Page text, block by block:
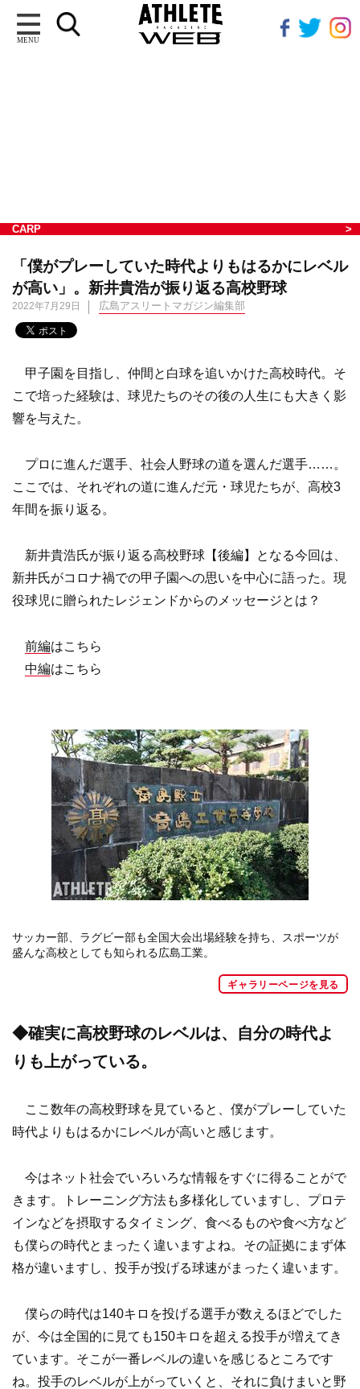
MENU
CARP
「僕がプレーしていた時代よりもはるかにレベル
が高い」。新井貴浩が振り返る高校野球
2022年7月29日 広島アスリートマガジン編集部
甲子園を目指し、仲間と白球を追いかけた高校時代。そ
こで培った経験は、球児たちのその後の人生にも大きく影
響を与えた。
プロに進んだ選手、社会人野球の道を選んだ選手……。
ここでは、それぞれの道に進んだ元・球児たちが、高校3
年間を振り返る。
新井貴浩氏が振り返る高校野球【後編】となる今回は、
新井氏がコロナ禍での甲子園への思いを中心に語った。現
役球児に贈られたレジェンドからのメッセージとは？
前編はこちら
中編はこちら
サッカー部、ラグビー部も全国大会出場経験を持ち、スポーツが
盛んな高校としても知られる広島工業。
ギャラリーページを見る
◆確実に高校野球のレベルは、自分の時代よ
りも上がっている。
ここ数年の高校野球を見ていると、僕がプレーしていた
時代よりもはるかにレベルが高いと感じます。
今はネット社会でいろいろな情報をすぐに得ることがで
きます。トレーニング方法も多様化していますし、プロテ
インなどを摂取するタイミング、食べるものや食べ方など
も僕らの時代とまったく違いますよね。その証拠にまず体
格が違いますし、投手が投げる球速がまったく違います。
僕らの時代は140キロを投げる選手が数えるほどでした
が、今は全国的に見ても150キロを超える投手が増えてき
ています。そこが一番レベルの違いを感じるところです
ね。投手のレベルが上がっていくと、それに負けまいと野